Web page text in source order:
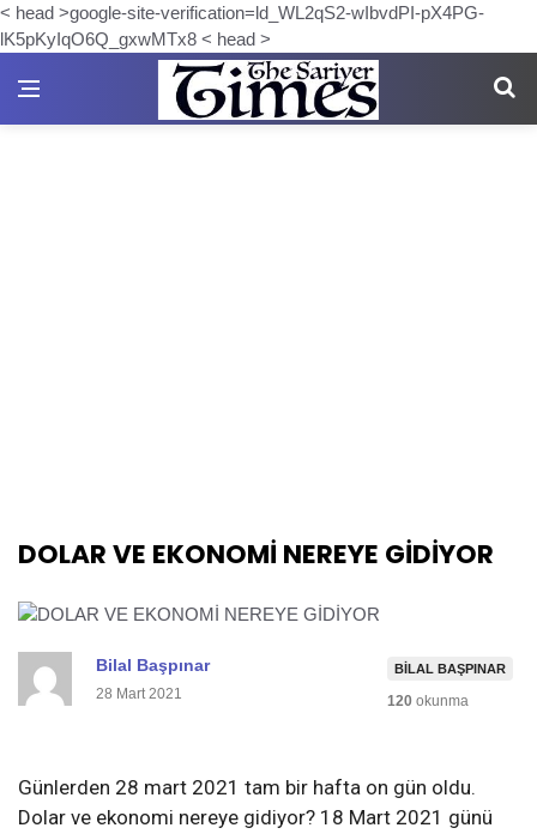
< head >google-site-verification=ld_WL2qS2-wIbvdPI-pX4PG-
lK5pKyIqO6Q_gxwMTx8 < head >
DOLAR VE EKONOMİ NEREYE GİDİYOR
Bilal Başpınar
28 Mart 2021
BILAL BAŞPINAR
120 okunma
Günlerden 28 mart 2021 tam bir hafta on gün oldu.
Dolar ve ekonomi nereye gidiyor? 18 Mart 2021 günü